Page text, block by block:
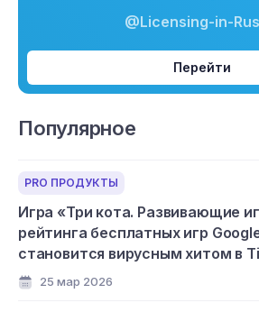
@Licensing-in-
Перейти
Популярное
PRO ПРОДУКТЫ
Игра «Три кота. Развивающие
рейтинга бесплатных игр
становится вирусным хитом в
25 мар 2026